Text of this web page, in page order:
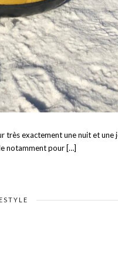
exactement une nuit et une
notamment pour […]